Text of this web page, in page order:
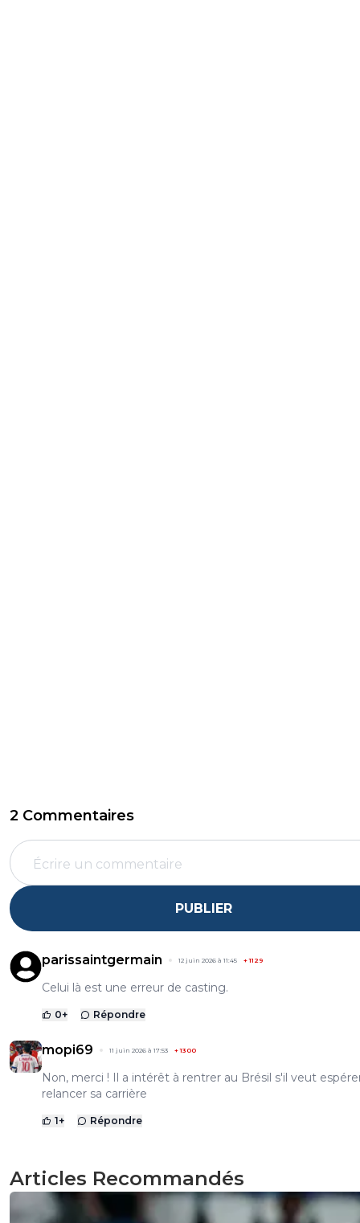
2 Commentaires
PUBLIER
parissaintgermain 12 juin 2026 à 11:45 +1129
Celui là est une erreur de casting.
0+ Répondre
mopi69 11 juin 2026 à 17:53 +1300
Non, merci ! Il a intérêt à rentrer au Brésil s'il veut
relancer sa carrière
1+ Répondre
Articles Recommandés